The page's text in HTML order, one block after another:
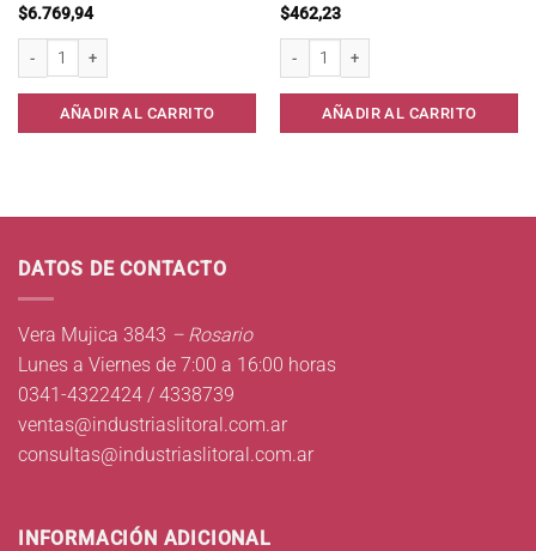
$6.769,94
AÑADIR AL CARRITO
$462,23
AÑADIR AL CARRITO
DATOS DE CONTACTO
Vera Mujica 3843 – Rosario
Lunes a Viernes de 7:00 a 16:00 horas
0341-4322424 / 4338739
ventas@industriaslitoral.com.ar
consultas@industriaslitoral.com.ar
INFORMACIÓN ADICIONAL